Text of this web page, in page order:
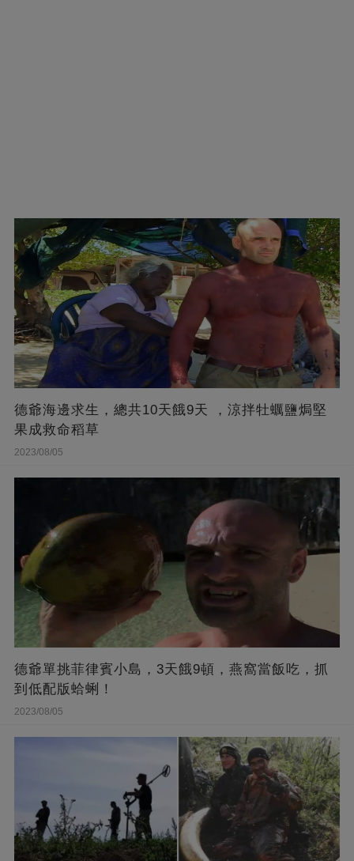
德爺海邊求生，總共10天餓9天 ，涼拌牡蠣鹽焗堅
果成救命稻草
2023/08/05
德爺單挑菲律賓小島，3天餓9頓，燕窩當飯吃，抓
到低配版蛤蜊！
2023/08/05